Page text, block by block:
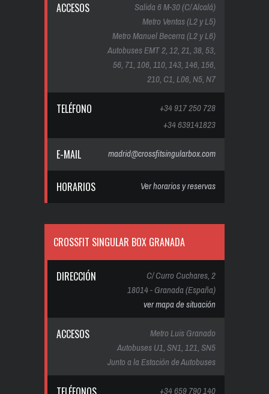
ACCESOS
Salida 6 M-30 (C/ Alcalá)
Metro Ventas (L2 y L5)
Metro Manuel Becerra (L2 y L6)
Autobuses EMT 2, 12, 21, 38, 53,
56, 71, 106, 110, 143, 146, 156,
210, C1, L06, N5, N7
TELÉFONO
+34 917 250 728
+34 639141823
E-MAIL madrid@crossfitsingularbox.com
HORARIOS Ver horarios y reservas
CROSSFIT SINGULAR BOX GRANADA
DIRECCIÓN
C/ Curro Cuchares, 2
18014 - Granada (España)
ver mapa de situación
ACCESOS
Metro Luis Granado
Autobuses U1, SN1, 121, SN5
Junto a la Estación de Autobuses
+34 659 790 140